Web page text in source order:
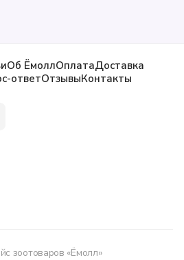
Об ЁмоллОплатаДоставка
ответОтзывыКонтакты
зоотоваров «Ёмолл»